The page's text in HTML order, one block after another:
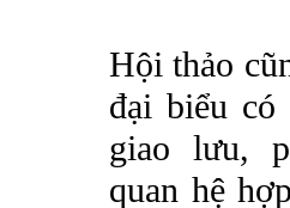
Hội thảo
đại biểu
giao lưu,
quan hệ